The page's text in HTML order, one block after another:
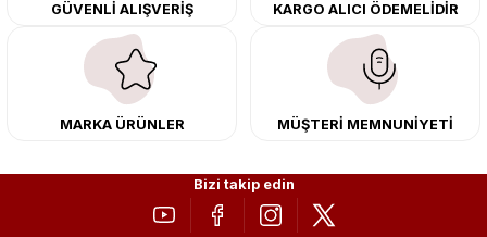
merkezimizde profesyonel montaj yapıyor, Türkiye’nin her yerine güvenli
kargo ile teslimat gerçekleştiriyoruz. Aracınıza değer katmak için doğru
adres: Egzoz Sepeti.
GÜVENLİ ALIŞVERİŞ KARGO ALICI ÖDEMELİDİR
MARKA ÜRÜNLER MÜŞTERİ MEMNUNİYETİ
Bizi takip edin